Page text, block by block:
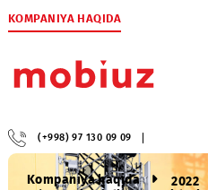
KOMPANIYA HAQIDA
(+998) 97 130 09 09